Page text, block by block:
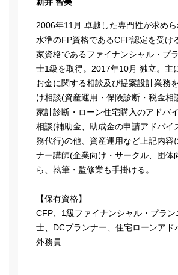
2006年11月 卓越した専門性が求め
水準のFP資格であるCFP認定を受け
家資格であるファイナンシャル・プ
士1級を取得。2017年10月 独立。主
お金に関する相談及び提案設計業務
け相談(資産運用・保険診断・税金相
家計診断・ローン住宅購入のアドバ
相談(補助金、助成金の申請アドバイ
務代行)の他、資産運用など上記内容
ナー講師(企業向け・サークル、団体
ら、執筆・監修業も手掛ける。
【保有資格】
CFP、1級ファイナンシャル・プラン
士、DCプランナー、住宅ローンアド
外務員